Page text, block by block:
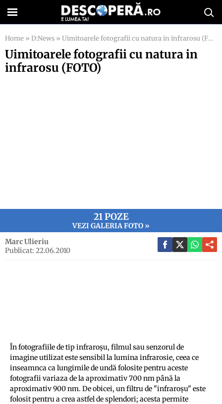
Home » D:News » Uimitoarele fotografii cu natura in infrarosu (FOTO)
Uimitoarele fotografii cu natura in
infrarosu (FOTO)
21 POZE
VEZI GALERIA FOTO »
Marc Ulieriu
Publicat: 22.06.2010
În fotografiile de tip infraroşu, filmul sau senzorul de
imagine utilizat este sensibil la lumina infrarosie, ceea ce
inseamnca ca lungimile de undă folosite pentru aceste
fotografii variaza de la aproximativ 700 nm până la
aproximativ 900 nm. De obicei, un filtru de "infraroşu" este
folosit pentru a crea astfel de splendori; acesta permite